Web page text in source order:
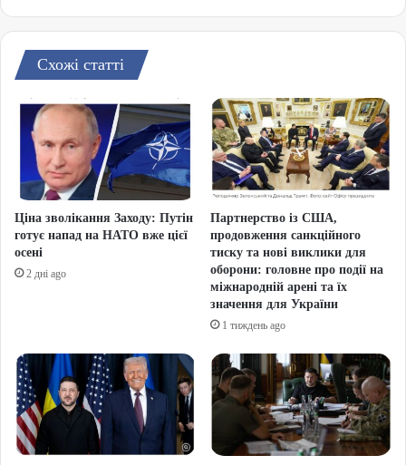
Схожі статті
Ціна зволікання Заходу: Путін
готує напад на НАТО вже цієї
осені
2 дні ago
Партнерство із США,
продовження санкційного
тиску та нові виклики для
оборони: головне про події на
міжнародній арені та їх
значення для України
1 тиждень ago